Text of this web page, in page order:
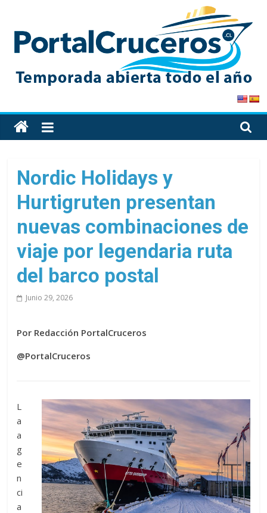
content
PortalCruceros
Toda
la
de
cruceros
en
un
solo
Nordic Holidays y
Hurtigruten presentan
nuevas combinaciones de
viaje por legendaria ruta
del barco postal
Junio 29, 2026
Por Redacción PortalCruceros
@PortalCruceros
L
a
a
g
e
n
ci
a